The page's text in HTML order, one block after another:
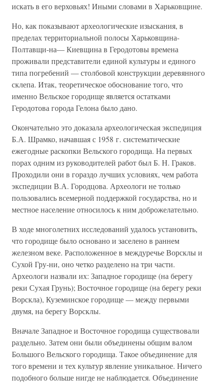
искать в его верховьях! Иными словами в Харьковщине.
Но, как показывают археологические изыскания, в
пределах территориальной полосы Харьковщина-
Полтавщи-на— Киевщина в Геродотовы времена
проживали представители единой культуры и единого
типа погребений — столбовой конструкции деревянного
склепа. Итак, теоретическое обоснование того, что
именно Вельское городище является остатками
Геродотова города Гелона было дано.
Окончательно это доказала археологическая экспедиция
Б.А. Шрамко, начавшая с 1958 г. систематические
ежегодные раскопки Вельского городища. На первых
порах одним из руководителей работ был Б. Н. Граков.
Проходили они в гораздо лучших условиях, чем работа
экспедиции В.А. Городцова. Археологи не только
пользовались всемерной поддержкой государства, но и
местное население относилось к ним доброжелательно.
В ходе многолетних исследований удалось установить,
что городище было основано и заселено в раннем
железном веке. Расположенное в междуречье Ворсклы и
Сухой Гру-ни, оно четко разделено на три части.
Археологи назвали их: Западное городище (на берегу
реки Сухая Грунь); Восточное городище (на берегу реки
Ворскла), Куземинское городище — между первыми
двумя, на берегу Ворсклы.
Вначале Западное и Восточное городища существовали
раздельно. Затем они были объединены общим валом
Большого Вельского городища. Такое объединение для
того времени и тех культур явление уникальное. Ничего
подобного больше нигде не наблюдается. Объединение